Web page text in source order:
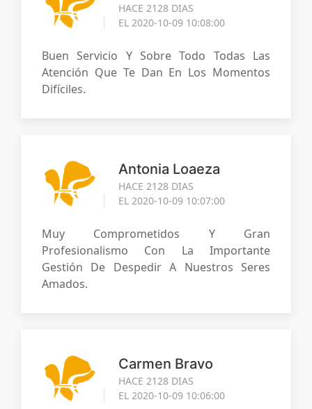
HACE 2128 DIAS
EL 2020-10-09 10:08:00
Buen Servicio Y Sobre Todo Todas Las
Atención Que Te Dan En Los Momentos
Difíciles.
Antonia Loaeza
HACE 2128 DIAS
EL 2020-10-09 10:07:00
Muy Comprometidos Y Gran
Profesionalismo Con La Importante
Gestión De Despedir A Nuestros Seres
Amados.
Carmen Bravo
HACE 2128 DIAS
EL 2020-10-09 10:06:00